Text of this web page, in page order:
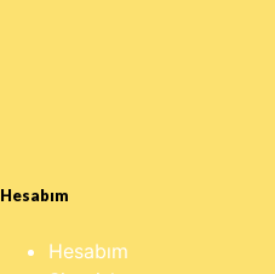
Hesabım
Hesabım